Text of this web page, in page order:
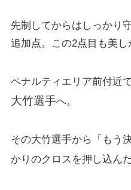
先制してからはしっかり
追加点。この2点目も美し
ペナルティエリア前付近
大竹選手へ。
その大竹選手から「もう
かりのクロスを押し込ん